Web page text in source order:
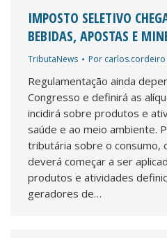
IMPOSTO SELETIVO
BEBIDAS, APOSTAS E
TributaNews Por carlos.cordeiro
Regulamentação ainda
Congresso e definirá as
incidirá sobre produtos e
saúde e ao meio ambiente.
tributária sobre o consumo,
deverá começar a ser
produtos e atividades
geradores de…